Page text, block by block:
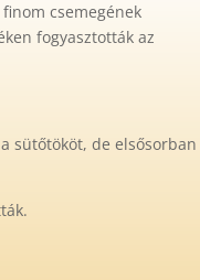
csemegének
fogyasztották az
sütőtököt, de elsősorban